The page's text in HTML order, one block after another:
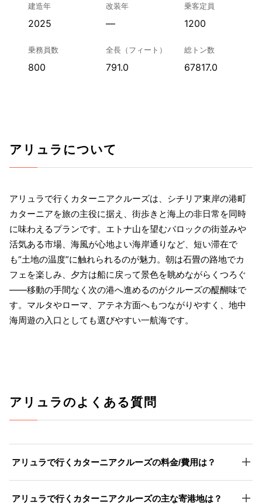
建造年
2025
改装年
—
乗客定員
1200
乗務員数
800
全長（フィート）
791.0
総トン数
67817.0
アリュラについて
アリュラで行くカターニアクルーズは、シチリア東岸の港町
カターニアを旅の主役に据え、街歩きと海上の非日常を同時
に味わえるプランです。エトナ山を望むバロックの街並みや
活気ある市場、海風が心地よい海岸通りなど、短い滞在で
も“土地の温度”に触れられるのが魅力。朝は石畳の路地でカ
フェを楽しみ、夕方は船に戻って景色を眺めながらくつろぐ
——移動の手間なく次の港へ進めるのがクルーズの醍醐味で
す。マルタやローマ、アテネ方面へもつながりやすく、地中
海周遊の入口としても選びやすい一航海です。
アリュラのよくある質問
アリュラで行くカターニアクルーズの料金/費用は？
アリュラで行くカターニアクルーズの主な寄港地は？